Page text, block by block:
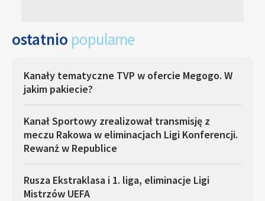
ostatnio popularne
Kanały tematyczne TVP w ofercie Megogo. W
jakim pakiecie?
Kanał Sportowy zrealizował transmisję z
meczu Rakowa w eliminacjach Ligi Konferencji.
Rewanż w Republice
Rusza Ekstraklasa i 1. liga, eliminacje Ligi
Mistrzów UEFA